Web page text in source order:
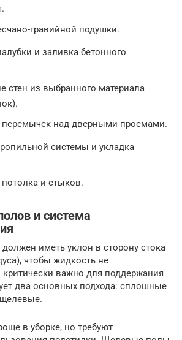
гравийной подушки.
и заливка бетонного
стен из выбранного материала
перемычек над дверными проемами.
системы и укладка
и стыков.
и система
иметь уклон в сторону стока
чтобы жидкость не
критически важно для поддержания
два основных подхода: сплошные
в уборке, но требуют